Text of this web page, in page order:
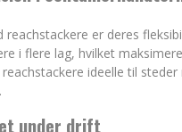
reachstackere er deres
i flere lag, hvilket
ideelle til
under drift